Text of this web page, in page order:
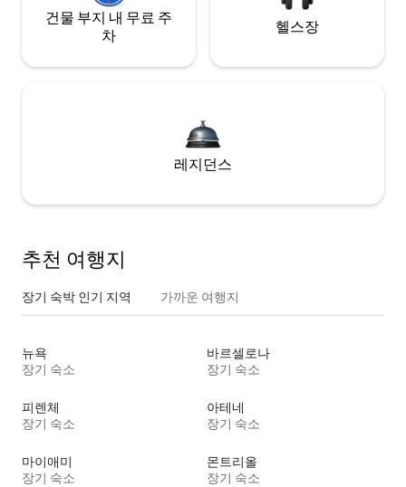
건물 부지 내 무료 주
차
헬스장
레지던스
추천 여행지
장기 숙박 인기 지역 가까운 여행지
뉴욕
장기 숙소
바르셀로나
장기 숙소
피렌체
장기 숙소
아테네
장기 숙소
마이애미
장기 숙소
몬트리올
장기 숙소